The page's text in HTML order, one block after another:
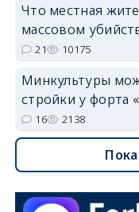
Что местная
массовом
21 10175
Минкультуры
стройки у форта
16 2138